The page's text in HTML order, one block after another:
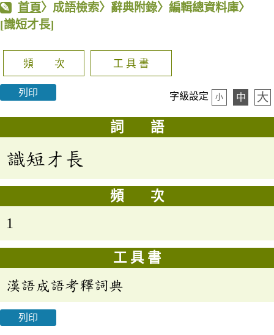
首頁〉成語檢索〉辭典附錄〉編輯總資料庫〉
[識短才長]
頻 次 工 具 書
列印 字級設定 小 中 大
詞 語
識短才長
頻 次
1
工 具 書
漢語成語考釋詞典
列印